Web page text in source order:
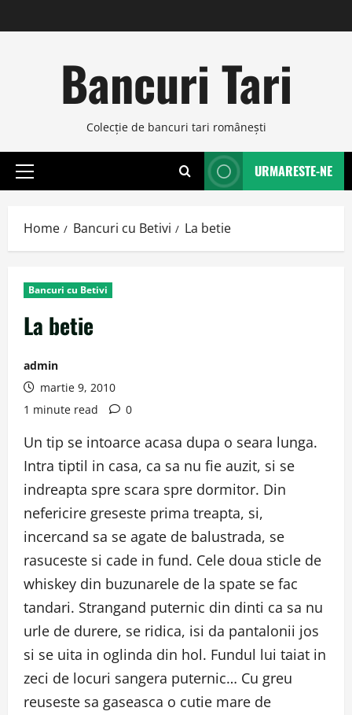
to
Bancuri Tari
Colecţie de bancuri tari româneşti
Primary
URMARESTE-NE
Home Bancuri cu Betivi La betie
Bancuri cu Betivi
La betie
admin
martie 9, 2010
1 minute read
0
Un tip se intoarce acasa dupa o seara lunga.
Intra tiptil in casa, ca sa nu fie auzit, si se
indreapta spre scara spre dormitor. Din
nefericire greseste prima treapta, si,
incercand sa se agate de balustrada, se
rasuceste si cade in fund. Cele doua sticle de
whiskey din buzunarele de la spate se fac
tandari. Strangand puternic din dinti ca sa nu
urle de durere, se ridica, isi da pantalonii jos
si se uita in oglinda din hol. Fundul lui taiat in
zeci de locuri sangera puternic… Cu greu
reuseste sa gaseasca o cutie mare de